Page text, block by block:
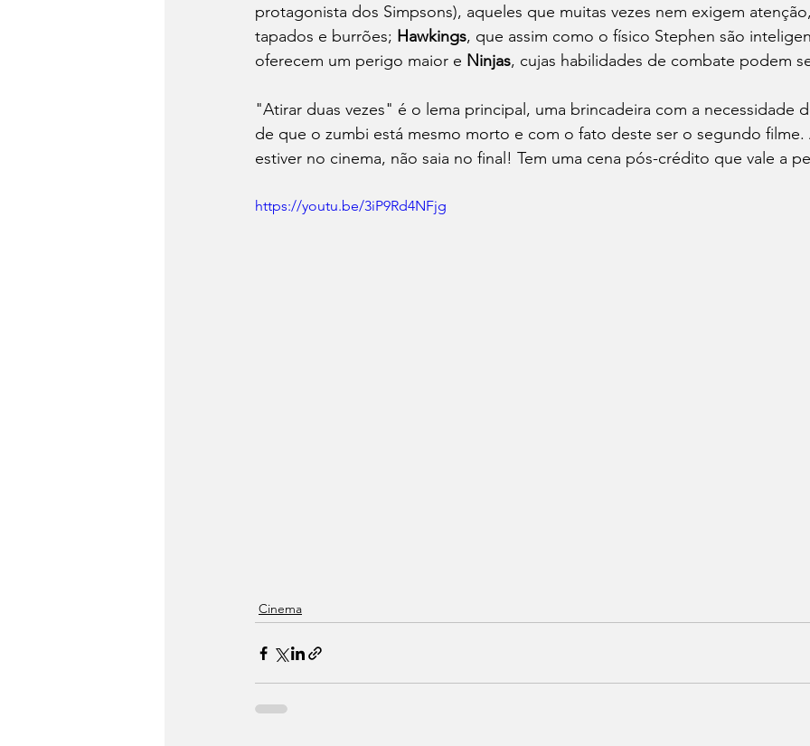
protagonista dos Simpsons), aqueles que muitas vezes nem exigem
tapados e burrões; Hawkings, que assim como o físico Stephen são
oferecem um perigo maior e Ninjas, cujas habilidades de combate podem
"Atirar duas vezes" é o lema principal, uma brincadeira com a necessidade
de que o zumbi está mesmo morto e com o fato deste ser o segundo
estiver no cinema, não saia no final! Tem uma cena pós-crédito que vale a
https://youtu.be/3iP9Rd4NFjg
Cinema